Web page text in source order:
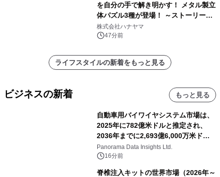
を自分の手で解き明かす！ メタル製立
体パズル3種が登場！ ～ストーリーと
ギミックが融合した 大人の体験型パズ
ルが8月7日(金)12時より先行予約受付
株式会社ハナヤマ
47分前
ライフスタイルの新着をもっと見る
ビジネスの新着 もっと見る
自動車用バイワイヤシステム市場は、
2025年に782億米ドルと推定され、
2036年までに2,693億6,000万米ドル
に達すると予測されており、予測期間
（2026年～2036年）
Panorama Data Insights Ltd.
16分前
脊椎注入キットの世界市場（2026年～